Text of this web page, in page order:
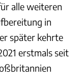
alle weiteren
in
später kehrte
erstmals seit